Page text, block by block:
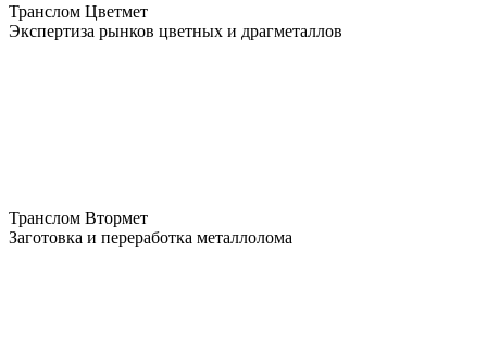
Транслом Цветмет
Экспертиза рынков цветных и драгметаллов
Транслом Втормет
Заготовка и переработка металлолома